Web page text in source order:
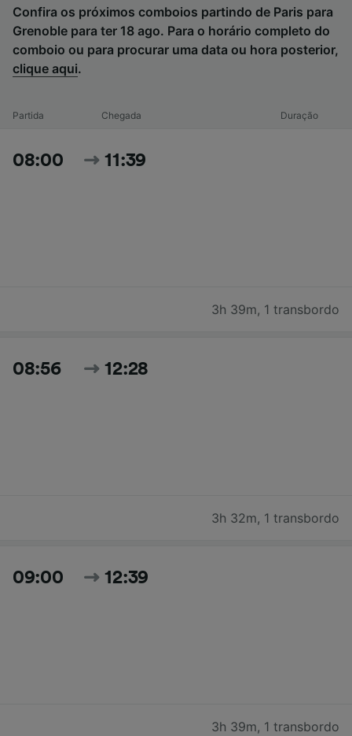
Confira os próximos comboios partindo de Paris para
Grenoble para ter 18 ago. Para o horário completo do
comboio ou para procurar uma data ou hora posterior,
clique aqui.
Partida Chegada Duração
08:00 11:39
3h 39m, 1 transbordo
08:56 12:28
3h 32m, 1 transbordo
09:00 12:39
3h 39m, 1 transbordo